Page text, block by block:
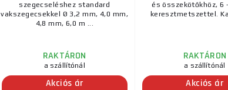
szegecseléshez standard
vakszegecsekkel Ø 3,2 mm, 4,0 mm,
4,8 mm, 6,0 m ...
RAKTÁRON
a szállítónál
Akciós ár
és összekötőkhöz, 6
keresztmetszettel.
RAKTÁRON
a szállítónál
Akciós ár